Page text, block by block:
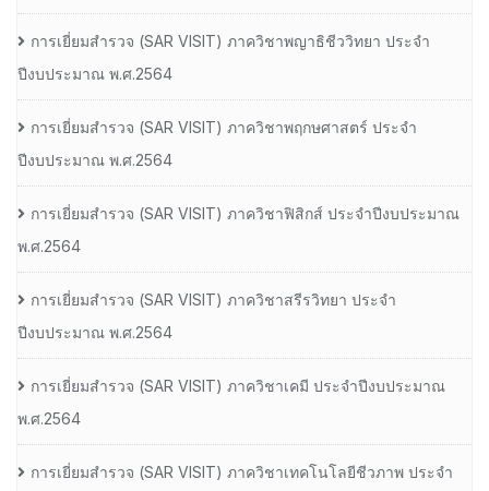
การเยี่ยมสํารวจ (SAR VISIT) ภาควิชาพญาธิชีววิทยา ประจํา
ปีงบประมาณ พ.ศ.2564
การเยี่ยมสํารวจ (SAR VISIT) ภาควิชาพฤกษศาสตร์ ประจํา
ปีงบประมาณ พ.ศ.2564
การเยี่ยมสํารวจ (SAR VISIT) ภาควิชาฟิสิกส์ ประจําปีงบประมาณ
พ.ศ.2564
การเยี่ยมสํารวจ (SAR VISIT) ภาควิชาสรีรวิทยา ประจํา
ปีงบประมาณ พ.ศ.2564
การเยี่ยมสํารวจ (SAR VISIT) ภาควิชาเคมี ประจําปีงบประมาณ
พ.ศ.2564
การเยี่ยมสํารวจ (SAR VISIT) ภาควิชาเทคโนโลยีชีวภาพ ประจํา